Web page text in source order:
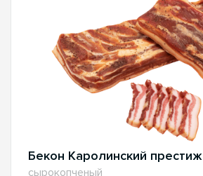
Бекон Каролинский престиж
сырокопченый